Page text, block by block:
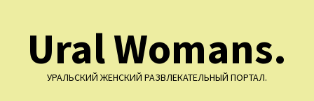
содержимому
Ural Womans.
УРАЛЬСКИЙ ЖЕНСКИЙ РАЗВЛЕКАТЕЛЬНЫЙ ПОРТАЛ.